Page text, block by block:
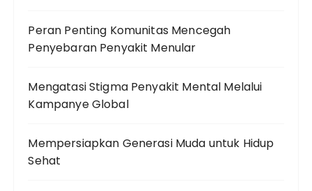
Peran Penting Komunitas Mencegah
Penyebaran Penyakit Menular
Mengatasi Stigma Penyakit Mental Melalui
Kampanye Global
Mempersiapkan Generasi Muda untuk Hidup
Sehat